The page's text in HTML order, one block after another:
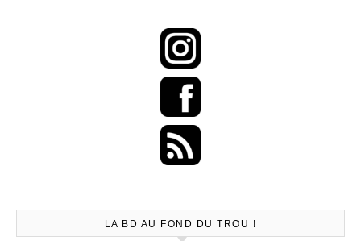
LA BD AU FOND DU TROU !